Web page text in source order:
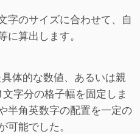
字のサイズに合わせて、自
算出します。
体的な数値、あるいは親
字分の格子幅を固定しま
半角英数字の配置を一定の
能でした。